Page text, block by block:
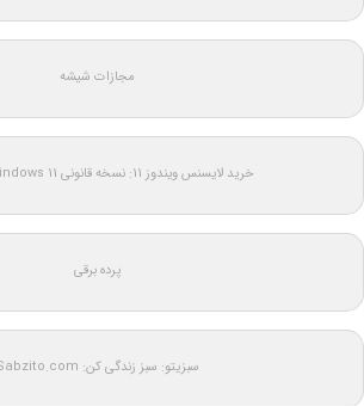
مجازات شیشه
خرید لایسنس ویندوز 11: نسخه قانونی Windows 11 اورجینال
پرده برقی
سبزیتو: سبز زندگی کن: Sabzito.com